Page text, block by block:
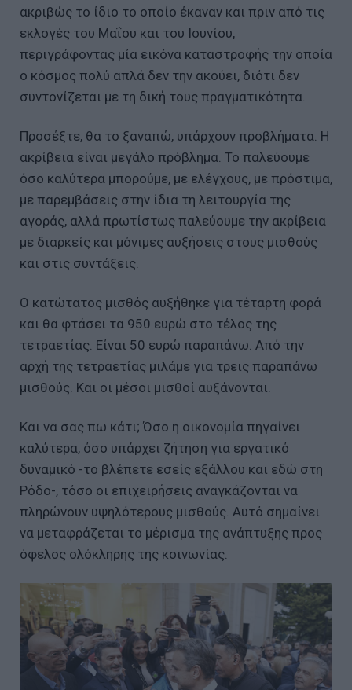
ακριβώς το ίδιο το οποίο έκαναν και πριν από τις
εκλογές του Μαΐου και του Ιουνίου,
περιγράφοντας μία εικόνα καταστροφής την οποία
ο κόσμος πολύ απλά δεν την ακούει, διότι δεν
συντονίζεται με τη δική τους πραγματικότητα.
Προσέξτε, θα το ξαναπώ, υπάρχουν προβλήματα. Η
ακρίβεια είναι μεγάλο πρόβλημα. Το παλεύουμε
όσο καλύτερα μπορούμε, με ελέγχους, με πρόστιμα,
με παρεμβάσεις στην ίδια τη λειτουργία της
αγοράς, αλλά πρωτίστως παλεύουμε την ακρίβεια
με διαρκείς και μόνιμες αυξήσεις στους μισθούς
και στις συντάξεις.
Ο κατώτατος μισθός αυξήθηκε για τέταρτη φορά
και θα φτάσει τα 950 ευρώ στο τέλος της
τετραετίας. Είναι 50 ευρώ παραπάνω. Από την
αρχή της τετραετίας μιλάμε για τρεις παραπάνω
μισθούς. Και οι μέσοι μισθοί αυξάνονται.
Και να σας πω κάτι; Όσο η οικονομία πηγαίνει
καλύτερα, όσο υπάρχει ζήτηση για εργατικό
δυναμικό -το βλέπετε εσείς εξάλλου και εδώ στη
Ρόδο-, τόσο οι επιχειρήσεις αναγκάζονται να
πληρώνουν υψηλότερους μισθούς. Αυτό σημαίνει
να μεταφράζεται το μέρισμα της ανάπτυξης προς
όφελος ολόκληρης της κοινωνίας.